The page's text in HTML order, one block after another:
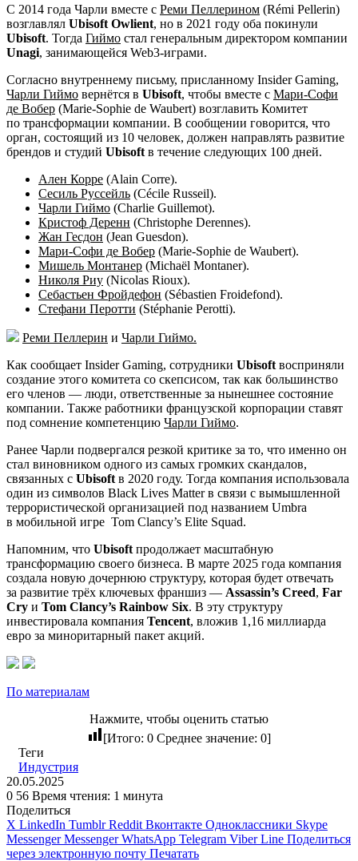
С 2014 года Чарли вместе с Реми Пеллерином (Rémi Pellerin)
возглавлял Ubisoft Owlient, но в 2021 году оба покинули
Ubisoft. Тогда Гиймо стал генеральным директором компании
Unagi, занимающейся Web3-играми.
Согласно внутреннему письму, присланному Insider Gaming,
Чарли Гиймо вернётся в Ubisoft, чтобы вместе с Мари-Софи
де Вобер (Marie-Sophie de Waubert) возглавить Комитет
по трансформации компании. В сообщении говорится, что
орган, состоящий из 10 человек, должен направлять развитие
брендов и студий Ubisoft в течение следующих 100 дней.
Ален Корре (Alain Corre).
Сесиль Руссейль (Cécile Russeil).
Чарли Гиймо (Charlie Guillemot).
Кристоф Деренн (Christophe Derennes).
Жан Гесдон (Jean Guesdon).
Мари-Софи де Вобер (Marie-Sophie de Waubert).
Мишель Монтанер (Michaël Montaner).
Николя Риу (Nicolas Rioux).
Себастьен Фройдефон (Sébastien Froidefond).
Стефани Перотти (Stéphanie Perotti).
Реми Пеллерин и Чарли Гиймо.
Как сообщает Insider Gaming, сотрудники Ubisoft восприняли
создание этого комитета со скепсисом, так как большинство
его членов — люди, ответственные за нынешнее состояние
компании. Также работники французской корпорации ставят
под сомнение компетенцию Чарли Гиймо.
Ранее Чарли подвергался резкой критике за то, что именно он
стал виновником одного из самых громких скандалов,
связанных с Ubisoft в 2020 году. Тогда компания использовала
один из символов Black Lives Matter в связи с вымышленной
террористической организацией под названием Umbra
в мобильной игре Tom Clancy’s Elite Squad.
Напомним, что Ubisoft продолжает масштабную
трансформацию своего бизнеса. В марте 2025 года компания
создала новую дочернюю структуру, которая будет отвечать
за развитие трёх ключевых франшиз — Assassin’s Creed, Far
Cry и Tom Clancy’s Rainbow Six. В эту структуру
инвестировала компания Tencent, вложив 1,16 миллиарда
евро за миноритарный пакет акций.
По материалам
Нажмите, чтобы оценить статью
[Итого: 0 Среднее значение: 0]
Теги
Индустрия
20.05.2025
0 56 Время чтения: 1 минута
Поделиться
X LinkedIn Tumblr Reddit Вконтакте Одноклассники Skype
Messenger Messenger WhatsApp Telegram Viber Line Поделиться
через электронную почту Печатать